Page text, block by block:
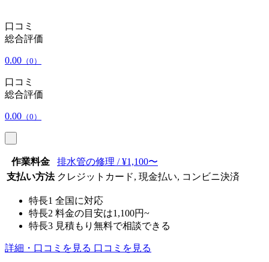
口コミ
総合評価
0.00 （0）
口コミ
総合評価
0.00 （0）
作業料金
排水管の修理 / ¥1,100〜
支払い方法 クレジットカード, 現金払い, コンビニ決済
特長1 全国に対応
特長2 料金の目安は1,100円~
特長3 見積もり無料で相談できる
詳細・口コミを見る 口コミを見る